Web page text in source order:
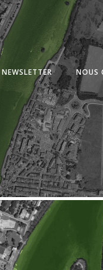
NEWSLETTER NOUS